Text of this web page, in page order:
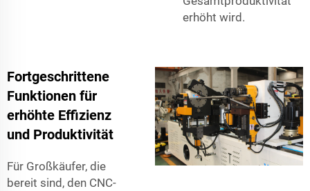
erhöht wird.
Fortgeschrittene
Funktionen für
erhöhte Effizienz
und Produktivität
Für Großkäufer, die
bereit sind, den CNC-